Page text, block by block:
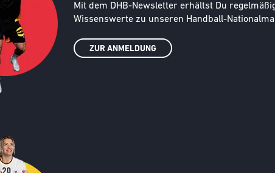
Text
Mit dem DHB-Newsletter erhältst Du
Wissenswerte zu unseren Handball-
ZUR ANMELDUNG